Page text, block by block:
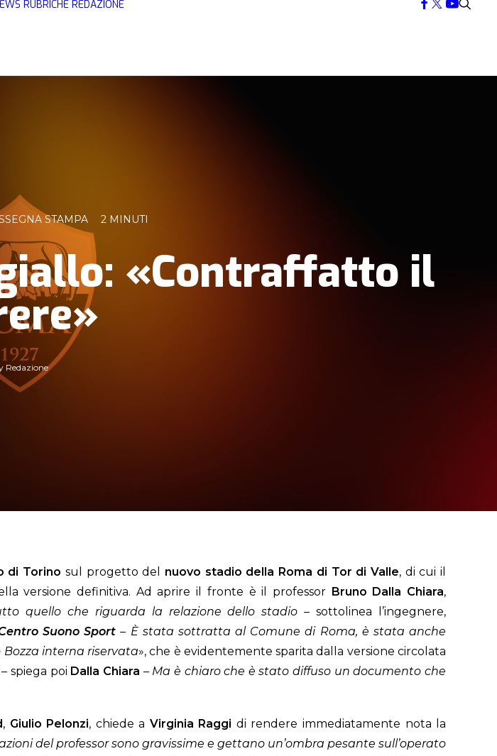
RUBRICHE REDAZIONE
STAMPA 2 MINUTI
«Contraffatto il
Redazione
di Torino sul progetto del nuovo stadio della Roma di Tor di Valle, di cui il
versione definitiva. Ad aprire il fronte è il professor Bruno Dalla Chiara,
quello che riguarda la relazione dello stadio – sottolinea l’ingegnere,
Suono Sport – È stata sottratta al Comune di Roma, è stata anche
interna riservata», che è evidentemente sparita dalla versione circolata
spiega poi Dalla Chiara – Ma è chiaro che è stato diffuso un documento che
, Giulio Pelonzi, chiede a Virginia Raggi di rendere immediatamente nota la
del professor sono gravissime e gettano un’ombra pesante sull’operato